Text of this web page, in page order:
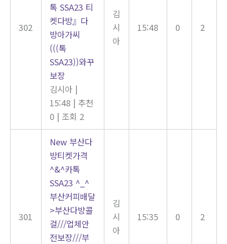
302
톡 SSA23 티
켓다방』다
방아가씨
(((톡
SSA23))와꾸
보장
김시아 |
15:48 | 추천
0 | 조회 2
김
시
아
15:48 0 2
301
New 부산다
방티켓가격
^&^카톡
SSA23 ^_^
부산커피배달
>부산다방콜
걸///업체안
전보장///부
김
시
아
15:35 0 2